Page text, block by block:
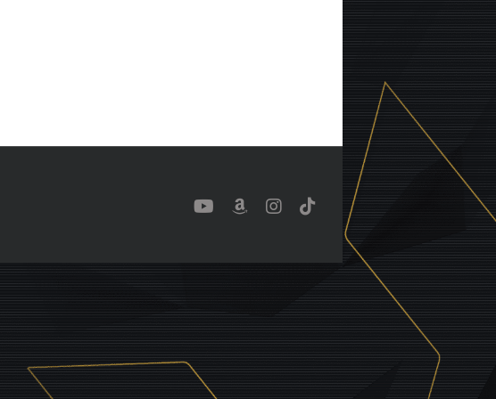
YouTubeBenutzerdefiniert
Instagram
Tiktok